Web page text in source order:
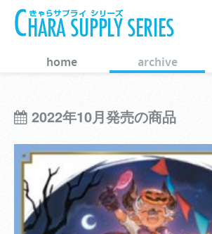
home archive
2022年10月発売の商品